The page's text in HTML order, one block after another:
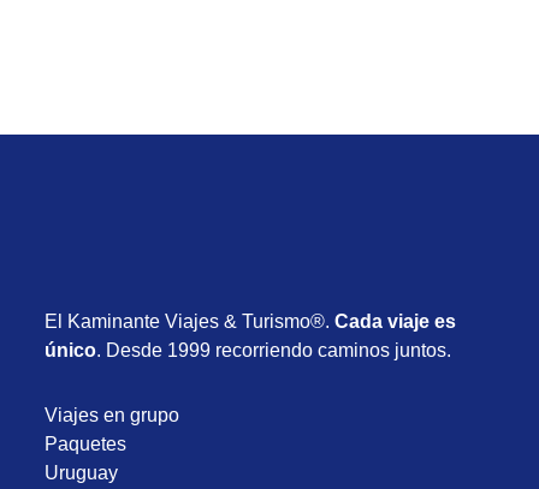
El Kaminante Viajes & Turismo®.Cada viaje es
único. Desde 1999 recorriendo caminos juntos.
Viajes en grupo
Paquetes
Uruguay